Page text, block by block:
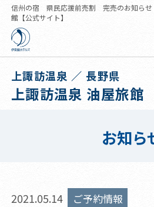
信州の宿 県民応援前売割 完売のお知らせ
館【公式サイト】
上諏訪温泉 ／ 長野県
上諏訪温泉 油屋旅館
お知ら
2021.05.14 ご予約情報